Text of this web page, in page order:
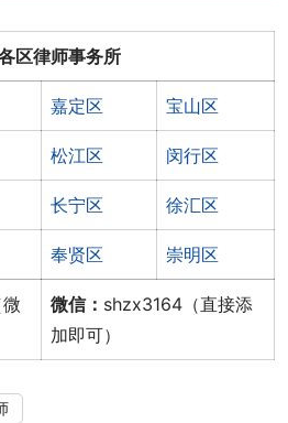
各区律师事务所
嘉定区 宝山区
松江区 闵行区
长宁区 徐汇区
奉贤区 崇明区
微信： shzx3164（直接添
加即可）